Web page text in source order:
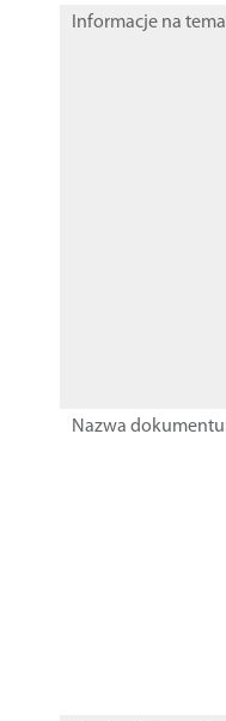
Informacje na
Nazwa